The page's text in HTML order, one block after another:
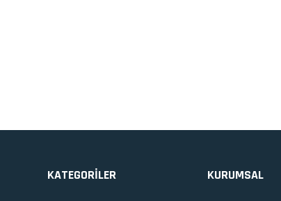
KATEGORİLER KURUMSAL